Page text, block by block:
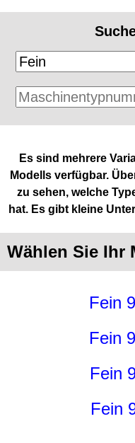
Es sind mehrere
Modells verfügbar.
zu sehen, welche
hat. Es gibt kleine
Wählen Sie Ihr
Fein
Fein
Fein
Fein